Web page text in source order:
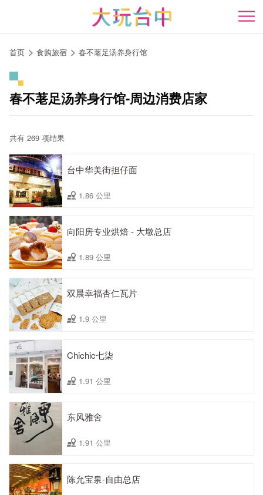
开
首页 食购旅宿 春不荖足汤养身行馆
春不荖足汤养身行馆-周边消费店家
共有 269 项结果
台中华美街担仔面
1.86 公里
向阳房专业烘焙 - 大墩总店
1.89 公里
双晨幸福杏仁瓦片
1.9 公里
Chichic七柒
1.91 公里
东风雅舍
1.91 公里
陈允宝泉-自由总店